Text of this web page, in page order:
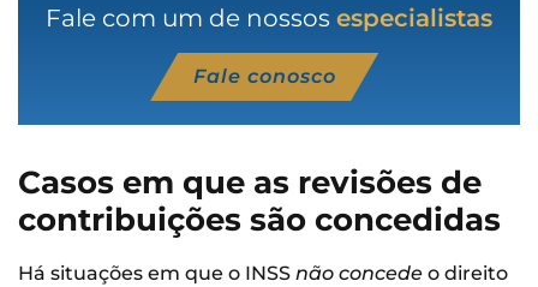
Fale com um de nossos especialistas
Fale conosco
Casos em que as revisões de
contribuições são concedidas
Há situações em que o INSS não concede o direito